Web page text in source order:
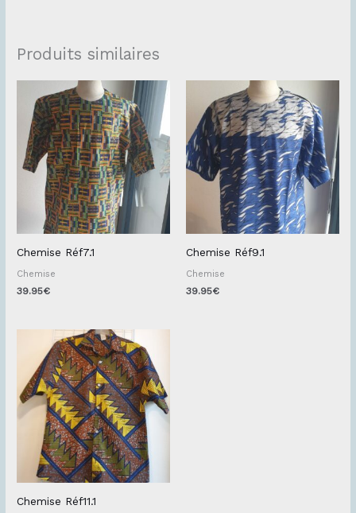
Produits similaires
Chemise Réf7.1
Chemise
39.95€
Chemise Réf9.1
Chemise
39.95€
Chemise Réf11.1